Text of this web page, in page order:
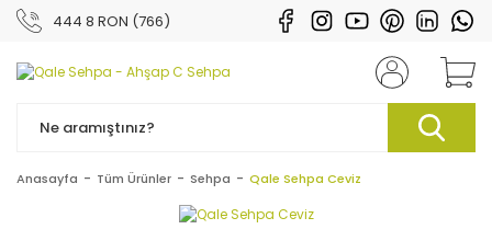
444 8 RON (766)
Anasayfa Tüm Ürünler Sehpa Qale Sehpa Ceviz